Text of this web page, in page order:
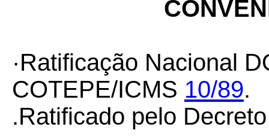
·Ratificação Nacional
COTEPE/ICMS 10/89.
.Ratificado pelo